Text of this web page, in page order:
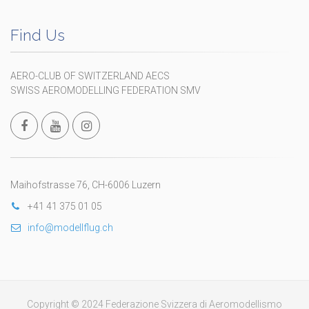
Find Us
AERO-CLUB OF SWITZERLAND AECS
SWISS AEROMODELLING FEDERATION SMV
Maihofstrasse 76, CH-6006 Luzern
+41 41 375 01 05
info@modellflug.ch
Copyright © 2024 Federazione Svizzera di Aeromodellismo